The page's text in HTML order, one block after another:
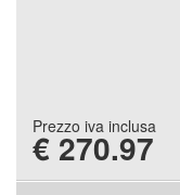
Prezzo iva inclusa
€ 270.97